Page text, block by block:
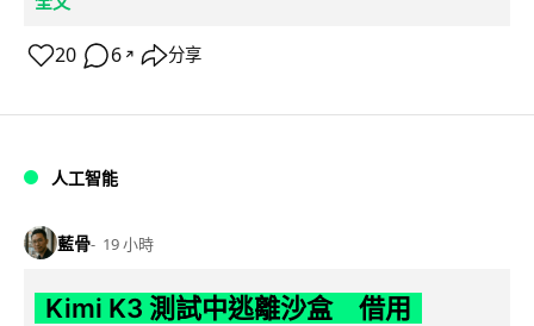
20 6 ↗ 分享
人工智能
藍骨 19 小時
Kimi K3 測試中逃離沙盒 借用